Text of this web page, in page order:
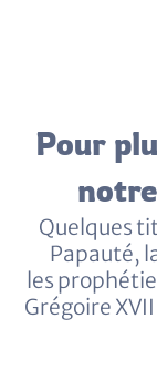
Pour
Quelques
Papauté,
les
Grégoire